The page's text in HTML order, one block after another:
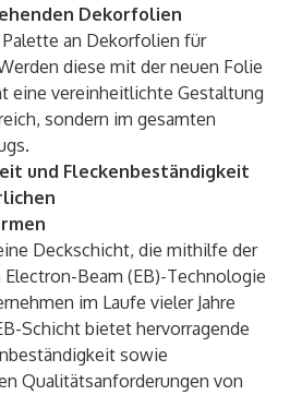
Dekorfolien
an Dekorfolien für
diese mit der neuen Folie
eine vereinheitlichte Gestaltung
sondern im gesamten
und Fleckenbeständigkeit
Deckschicht, die mithilfe der
Beam (EB)-Technologie
im Laufe vieler Jahre
Schicht bietet hervorragende
sowie
Qualitätsanforderungen von